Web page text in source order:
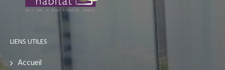
LIENS UTILES
Accueil